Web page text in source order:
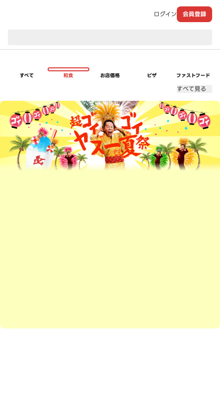
ログイン 会員登録
すべて 和食 お店価格 ピザ ファストフード
すべて見る
超ゴイゴイヤスー夏祭